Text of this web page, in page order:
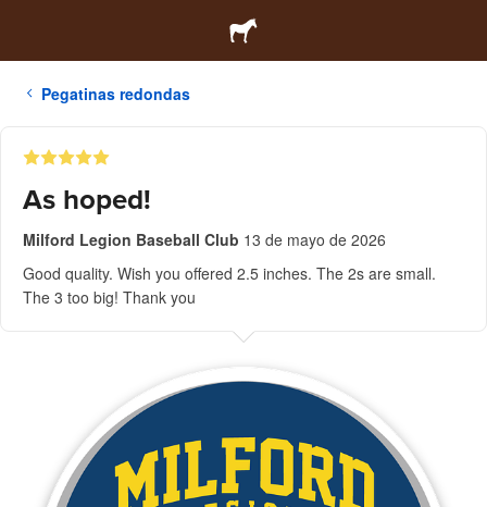
Pegatinas redondas
As hoped!
Milford Legion Baseball Club 13 de mayo de 2026
Good quality. Wish you offered 2.5 inches. The 2s are small.
The 3 too big! Thank you